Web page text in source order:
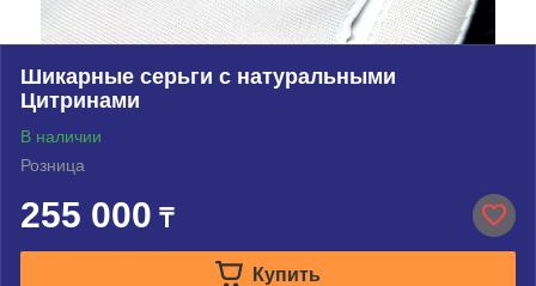
Шикарные серьги с натуральными
Цитринами
В наличии
Розница
255 000 ₸
Купить